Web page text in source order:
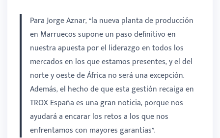
Para Jorge Aznar, “la nueva planta de producción
en Marruecos supone un paso definitivo en
nuestra apuesta por el liderazgo en todos los
mercados en los que estamos presentes, y el del
norte y oeste de África no será una excepción.
Además, el hecho de que esta gestión recaiga en
TROX España es una gran noticia, porque nos
ayudará a encarar los retos a los que nos
enfrentamos con mayores garantías”.